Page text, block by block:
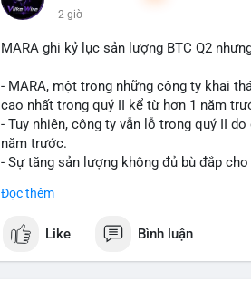
📰 Nguồn: CoinDesk
2 giờ
MARA ghi kỷ lục sản lượng BTC Q2
- MARA, một trong những công ty khai
cao nhất trong quý II kể từ hơn 1 năm
- Tuy nhiên, công ty vẫn lỗ trong quý II
năm trước.
- Sự tăng sản lượng không đủ bù đắp
#vlikevn #titanbot
Đọc thêm
Like Bình luận